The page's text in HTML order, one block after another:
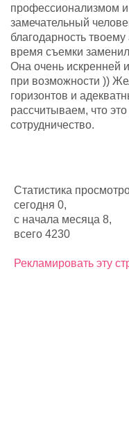
профессионализмом
замечательный
благодарность
время съемки
Она очень искренней
при возможности ))
горизонтов и
рассчитываем, что
сотрудничество.
Статистика
сегодня 0,
с начала месяца 8,
всего 4230
Рекламировать эту